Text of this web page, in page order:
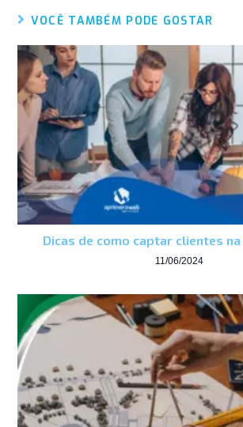
VOCÊ TAMBÉM PODE GOSTAR
Dicas de como captar clientes
11/06/2024